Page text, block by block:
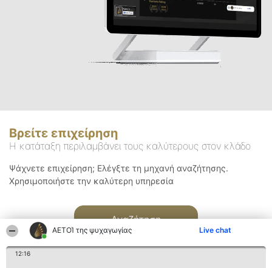
ΑΕΤΟΊ της ψυχαγωγίας Live chat
12:16
Βρείτε επιχείρηση
Η κατάταξη περιλαμβάνει τους καλύτερους στον κλάδο
Ψάχνετε επιχείρηση; Ελέγξτε τη μηχανή αναζήτησης.
Χρησιμοποιήστε την καλύτερη υπηρεσία
Αναζήτηση